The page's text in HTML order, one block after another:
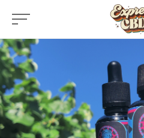
Skip
content